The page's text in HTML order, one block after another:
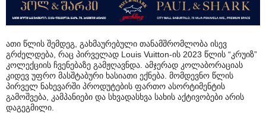
ათი წლის შემდეგ, გახმაურებული თანამშრომლობა ისევ
გრძელდება, რაც პირველად Louis Vuitton-ის 2023 წლის “კრუიზ”
კოლექციის ჩვენებაზე გამჟღავნდა. ამჯერად კოლაბორაციას
კიდევ უფრო მასშტაბური ხასიათი ექნება. მომდევნო წლის
პირველ ნახევარში პროდუტების ფართო ასორტიმენტის
გამოშვება, კამპანიები და სხვადასხვა სახის აქტივობები არის
დაგეგმილი.